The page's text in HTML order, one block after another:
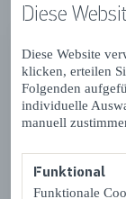
Diese
Diese Website
klicken, erteilen
Folgenden
individuelle
manuell
Funktional
Funktionale
Ich